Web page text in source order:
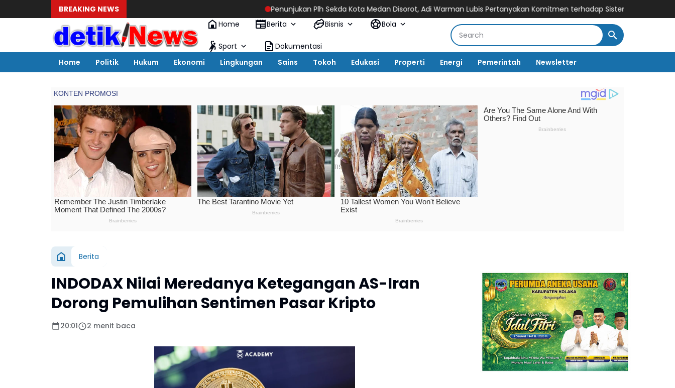
BREAKING NEWS Penunjukan Plh Sekda Kota Medan Disorot, Adi Warman Lubis Pertanyakan Komitmen terhadap Sistem Merit Andi Rosman Terpilih
Home
Berita Bisnis Bola
Sport
Dokumentasi
Home
Politik Hukum Ekonomi Lingkungan Sains Tokoh Edukasi Properti Energi Pemerintah Newsletter
Berita
INDODAX Nilai Meredanya Ketegangan AS-Iran
Dorong Pemulihan Sentimen Pasar Kripto
20:01 2 menit baca